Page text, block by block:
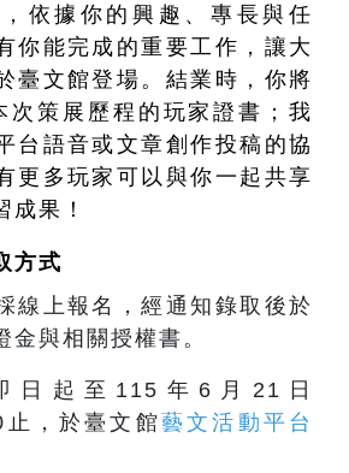
依據你的興趣、專長與任
你能完成的重要工作，讓大
臺文館登場。結業時，你將
次策展歷程的玩家證書；我
台語音或文章創作投稿的協
更多玩家可以與你一起共享
成果！
方式
線上報名，經通知錄取後於
金與相關授權書。
日起至115年6月21日
，於臺文館藝文活動平台